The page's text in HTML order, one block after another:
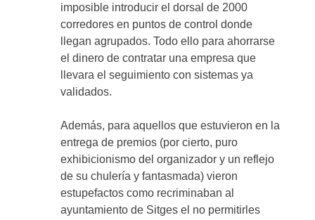
imposible introducir el dorsal de 2000
corredores en puntos de control donde
llegan agrupados. Todo ello para ahorrarse
el dinero de contratar una empresa que
llevara el seguimiento con sistemas ya
validados.
Además, para aquellos que estuvieron en la
entrega de premios (por cierto, puro
exhibicionismo del organizador y un reflejo
de su chulería y fantasmada) vieron
estupefactos como recriminaban al
ayuntamiento de Sitges el no permitirles